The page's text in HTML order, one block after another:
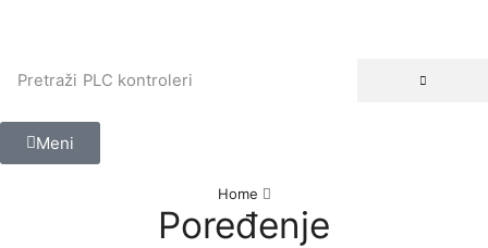
Pretraži PLC kontroleri
Meni
Home
Poređenje